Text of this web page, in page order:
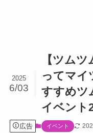
【ツム
ってマイ
すすめツ
イベント2
2025
6/03
広告 イベント